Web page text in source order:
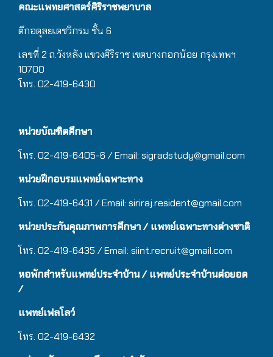
คณะแพทยศาสตร์ศิริราชพยาบาล
ตึกอดุลยเดชวิกรม ชั้น 6
เลขที่ 2 ถ.วังหลัง แขวงศิริราช เขตบางกอกน้อย กรุงเทพฯ
10700
โทร. 02-419-6430
หน่วยบัณฑิตศึกษา
โทร. 02-419-6405-6 / Email: sigradstudy@gmail.com
หน่วยฝึกอบรมแพทย์เฉพาะทาง
โทร. 02-419-6431 / Email: siriraj.resident@gmail.com
หน่วยประกันคุณภาพการศึกษา / แพทย์เฉพาะทางต่างชาติ
โทร. 02-419-6435 / Email: siint.recruit@gmail.com
หอพักสำหรับแพทย์ประจำบ้าน/ แพทย์ประจำบ้านต่อยอด
/
แพทย์เฟลโลว์
โทร. 02-419-6432